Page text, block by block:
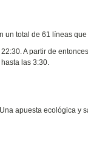
total de 61 líneas
A partir de
las 3:30.
apuesta ecológica y